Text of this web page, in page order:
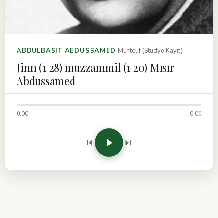
ABDULBASIT ABDUSSAMED›Muhtelif (Stüdyo Kayıt)
Jinn (1 28) muzzammil (1 20) Mısır
Abdussamed
0:00 0:00